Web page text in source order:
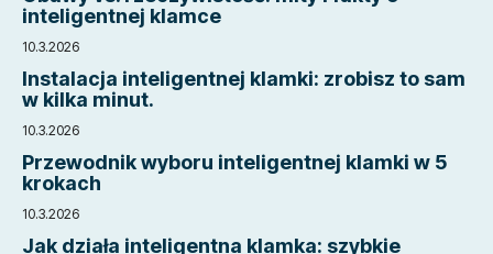
inteligentnej klamce
10.3.2026
Instalacja inteligentnej klamki: zrobisz to sam
w kilka minut.
10.3.2026
Przewodnik wyboru inteligentnej klamki w 5
krokach
10.3.2026
Jak działa inteligentna klamka: szybkie